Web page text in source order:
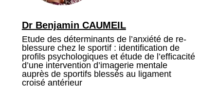
Dr Benjamin CAUMEIL
Etude des déterminants de l’anxiété de re-
blessure chez le sportif : identification de
profils psychologiques et étude de l’efficacité
d’une intervention d’imagerie mentale
auprès de sportifs blessés au ligament
croisé antérieur